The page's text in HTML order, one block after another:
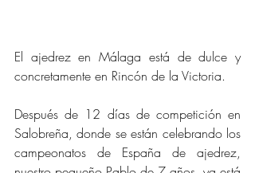
El ajedrez en Málaga está de dulce y
concretamente en Rincón de la Victoria.
Después de 12 días de competición en
Salobreña, donde se están celebrando los
campeonatos de España de ajedrez,